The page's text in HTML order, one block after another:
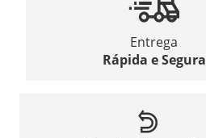
Entrega
Rápida e Segura